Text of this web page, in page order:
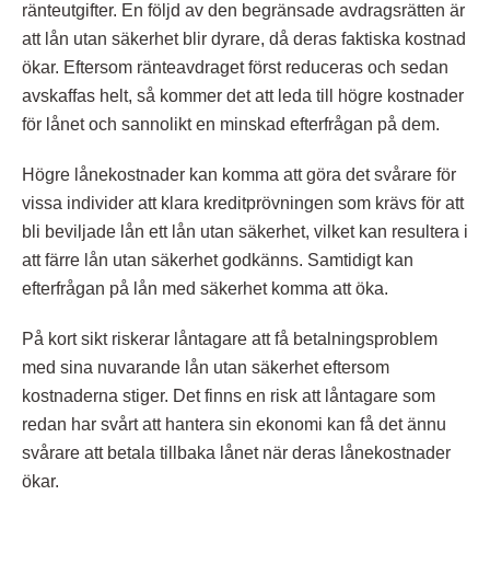
ränteutgifter. En följd av den begränsade avdragsrätten är
att lån utan säkerhet blir dyrare, då deras faktiska kostnad
ökar. Eftersom ränteavdraget först reduceras och sedan
avskaffas helt, så kommer det att leda till högre kostnader
för lånet och sannolikt en minskad efterfrågan på dem.
Högre lånekostnader kan komma att göra det svårare för
vissa individer att klara kreditprövningen som krävs för att
bli beviljade lån ett lån utan säkerhet, vilket kan resultera i
att färre lån utan säkerhet godkänns. Samtidigt kan
efterfrågan på lån med säkerhet komma att öka.
På kort sikt riskerar låntagare att få betalningsproblem
med sina nuvarande lån utan säkerhet eftersom
kostnaderna stiger. Det finns en risk att låntagare som
redan har svårt att hantera sin ekonomi kan få det ännu
svårare att betala tillbaka lånet när deras lånekostnader
ökar.